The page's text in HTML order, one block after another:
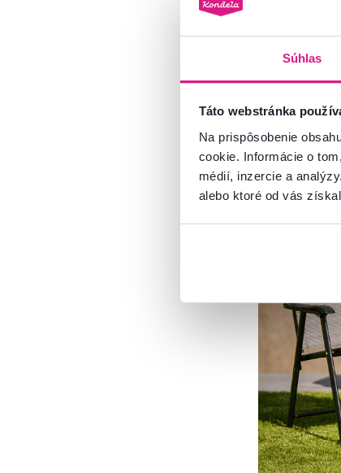
Súhlas
Táto webstránka
Na prispôsobenie
cookie. Informácie o
médií, inzercie a
alebo ktoré od vás
Sedieť na
ADOLA,
prevedeniach: